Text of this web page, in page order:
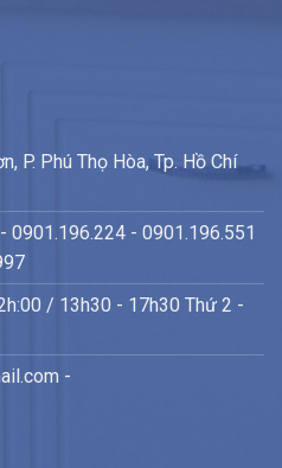
P. Phú Thọ Hòa, Tp. Hồ Chí
- 0901.196.551
/ 13h30 - 17h30 Thứ 2 -
-